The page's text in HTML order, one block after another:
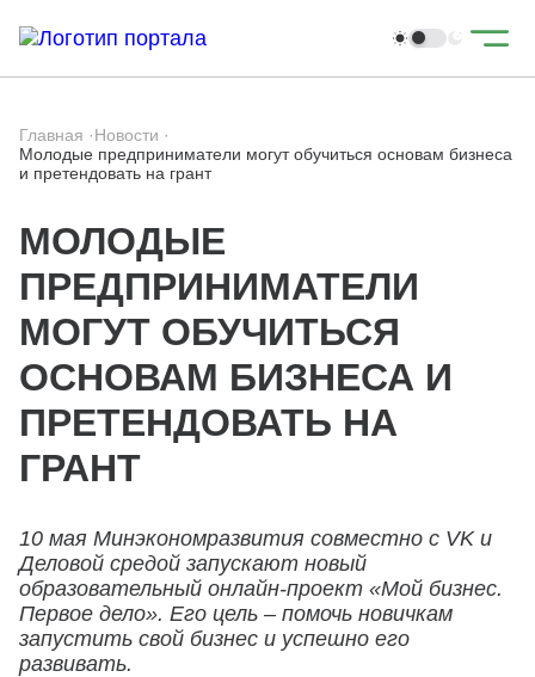
Главная ·Новости ·
Молодые предприниматели могут обучиться основам бизнеса
и претендовать на грант
МОЛОДЫЕ
ПРЕДПРИНИМАТЕЛИ
МОГУТ ОБУЧИТЬСЯ
ОСНОВАМ БИЗНЕСА И
ПРЕТЕНДОВАТЬ НА
ГРАНТ
10 мая Минэкономразвития совместно с VK и
Деловой средой запускают новый
образовательный онлайн-проект «Мой бизнес.
Первое дело». Его цель – помочь новичкам
запустить свой бизнес и успешно его
развивать.